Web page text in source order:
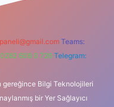
Teams:
606 0 726 Telegram:
gereğince Bilgi Teknolojileri
bir Yer Sağlayıcı